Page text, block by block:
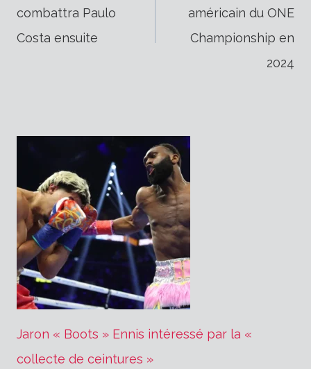
de
combattra Paulo
Costa ensuite
américain du ONE
Championship en
2024
Jaron « Boots » Ennis intéressé par la «
collecte de ceintures »